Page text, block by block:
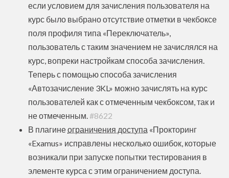
если условием для зачисления пользователя на
курс было выбрано отсутствие отметки в чекбоксе
поля профиля типа «‎Переключатель»,
пользователь с таким значением не зачислялся на
курс, вопреки настройкам способа зачисления.
Теперь с помощью способа зачисления
«Автозачисление 3KL» можно зачислять на курс
пользователей как с отмеченным чекбоксом, так и
не отмеченным.#8622
В плагинеограничения доступа «Прокторинг
«Examus» исправлены несколько ошибок, которые
возникали при запуске попытки тестирования в
элементе курса с этим ограничением доступа.